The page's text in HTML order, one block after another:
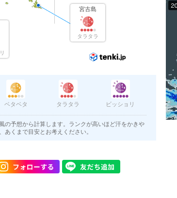
宮古島
タラタラ
ベタベタ タラタラ ビッショリ
の予想から計算します。ランクが高いほど汗をかきや
くまで目安とお考えください。